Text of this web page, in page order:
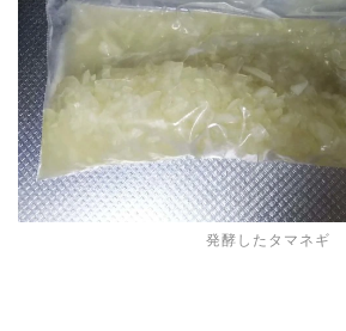
発酵したタマネギ